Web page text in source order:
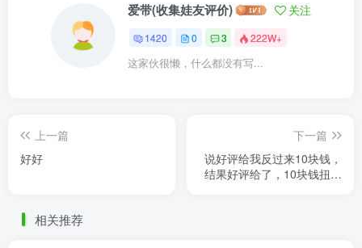
爱带(收集娃友评价) 关注
1420 0 3 222W+
这家伙很懒，什么都没有写...
上一篇
好好
下一篇
说好评给我反过来10块钱，
结果好评给了，10块钱扭扭
相关推荐